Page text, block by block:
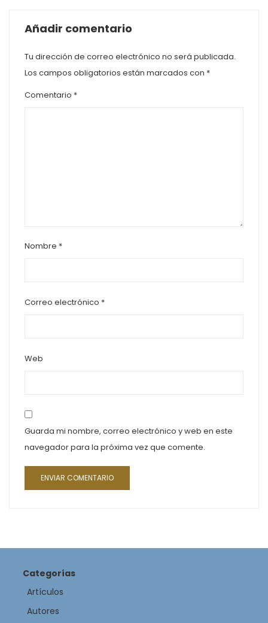
Añadir comentario
Tu dirección de correo electrónico no será publicada.
Los campos obligatorios están marcados con *
Comentario *
Nombre *
Correo electrónico *
Web
Guarda mi nombre, correo electrónico y web en este
navegador para la próxima vez que comente.
Categorías
Artículos
Autores